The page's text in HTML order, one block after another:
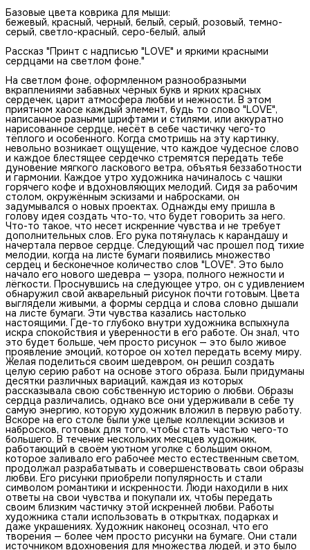
Базовые цвета коврика для мыши:
бежевый, красный, черный, белый, серый, розовый, темно-
серый, светло-красный, серо-белый, алый
Рассказ "Принт с надписью "LOVE" и яркими красными
сердцами на светлом фоне."
На светлом фоне, оформленном разнообразными
вкраплениями забавных чёрных букв и ярких красных
сердечек, царит атмосфера любви и нежности. В этом
приятном хаосе каждый элемент, будь то слово "LOVE",
написанное разными шрифтами и стилями, или аккуратно
нарисованное сердце, несёт в себе частичку чего-то
тёплого и особенного. Когда смотришь на эту картинку,
невольно возникает ощущение, что каждое чудесное слово
и каждое блестящее сердечко стремятся передать тебе
дуновение мягкого ласкового ветра, объятья беззаботности
и гармонии. Каждое утро художника начиналось с чашки
горячего кофе и вдохновляющих мелодий. Сидя за рабочим
столом, окружённым эскизами и набросками, он
задумывался о новых проектах. Однажды ему пришла в
голову идея создать что-то, что будет говорить за него.
Что-то такое, что несет искренние чувства и не требует
дополнительных слов. Его рука потянулась к карандашу и
начертала первое сердце. Следующий час прошел под тихие
мелодии, когда на листе бумаги появились множество
сердец и бесконечное количество слов "LOVE". Это было
начало его нового шедевра — узора, полного нежности и
лёгкости. Проснувшись на следующее утро, он с удивлением
обнаружил свой акварельный рисунок почти готовым. Цвета
выглядели живыми, а формы сердца и слова словно дышали
на листе бумаги. Эти чувства казались настолько
настоящими. Где-то глубоко внутри художника вспыхнула
искра спокойствия и уверенности в его работе. Он знал, что
это будет больше, чем просто рисунок — это было живое
проявление эмоций, которое он хотел передать всему миру.
Желая поделиться своим шедевром, он решил создать
целую серию работ на основе этого образа. Были придуманы
десятки различных вариаций, каждая из которых
рассказывала свою собственную историю о любви. Образы
сердца различались, однако все они удерживали в себе ту
самую энергию, которую художник вложил в первую работу.
Вскоре на его столе были уже целые коллекции эскизов и
набросков, готовых для того, чтобы стать частью чего-то
большего. В течение нескольких месяцев художник,
работающий в своём уютном уголке с большим окном,
которое заливало его рабочее место естественным светом,
продолжал разрабатывать и совершенствовать свои образы
любви. Его рисунки приобрели популярность и стали
символом романтики и искренности. Люди находили в них
ответы на свои чувства и покупали их, чтобы передать
своим близким частичку этой искренней любви. Работы
художника стали использовать в открытках, подарках и
даже украшениях. Художник наконец осознал, что его
творения — более чем просто рисунки на бумаге. Они стали
источником вдохновения для множества людей, и это было